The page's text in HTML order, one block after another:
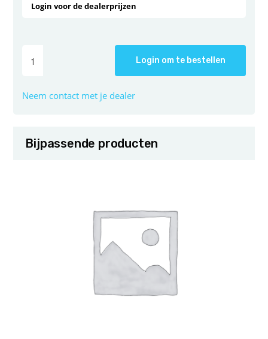
Login voor de dealerprijzen
Login om te bestellen
Neem contact met je dealer
Bijpassende producten